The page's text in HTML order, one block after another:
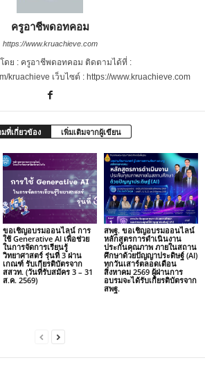
ครูอาชีพดอทคอม
https://www.kruachieve.com
ดย : ครูอาชีพดอทคอม ติดตามได้ที่ :
kruachieve เว็บไซต์ : https://www.kruachieve.com
ที่เกี่ยวข้อง เพิ่มเติมจากผู้เขียน
ขอเชิญอบรมออนไลน์ การ
ใช้ Generative AI เพื่อช่วย
ในการจัดการเรียนรู้
วิทยาศาสตร์ รุ่นที่ 3 ผ่าน
เกณฑ์ รับเกียรติบัตรจาก
สสวท. (วันที่รับสมัคร 3 – 31
ส.ค. 2569)
สพฐ. ขอเชิญอบรมออนไลน์
หลักสูตรการดำเนินงาน
ประกันคุณภาพ ภายในสถาน
ศึกษาด้วยปัญญาประดิษฐ์ (AI)
ทุกวันเสาร์ตลอดเดือน
สิงหาคม 2569 ผู้ผ่านการ
อบรมจะได้รับเกียรติบัตรจาก
สพฐ.